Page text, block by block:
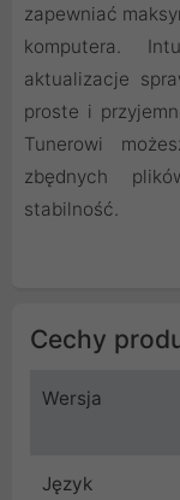
zapewniać
komputera.
aktualizacje
proste i
Tunerowi
zbędnych
stabilność.
Cechy
Wersja
Język